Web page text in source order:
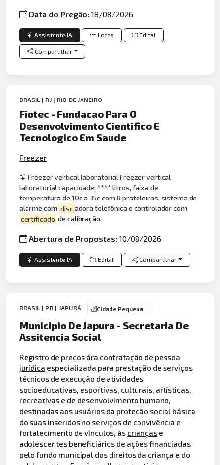
Data do Pregão:18/08/2026
Assistente IA Lotes Edital
Compartilhar
BRASIL | RJ | RIO DE JANEIRO
Fiotec - Fundacao Para O
Desenvolvimento Cientifico E
Tecnologico Em Saude
Freezer
Freezer vertical laboratorial Freezer vertical
laboratorial capacidade: **** litros, faixa de
temperatura de 10c a 35c com 8 prateleiras, sistema de
alarme com discadora telefônica e controlador com
certificado de calibração.
Abertura de Propostas:10/08/2026
Assistente IA Edital Compartilhar
BRASIL | PR | JAPURÁ Cidade Pequena
Municipio De Japura - Secretaria De
Assitencia Social
Registro de preços ára contratação de pessoa
jurídica especializada para prestação de serviços
técnicos de execução de atividades
socioeducativas, esportivas, culturais, artísticas,
recreativas e de desenvolvimento humano,
destinadas aos usuários da proteção social básica
do suas inseridos no serviços de convivência e
fortalecimento de vínculos, às crianças e
adolescentes beneficiários de ações financiadas
pelo fundo municipal dos direitos da criança e do